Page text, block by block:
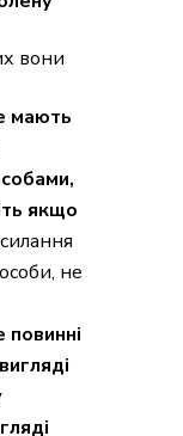
вони
мають
якщо
не
повинні